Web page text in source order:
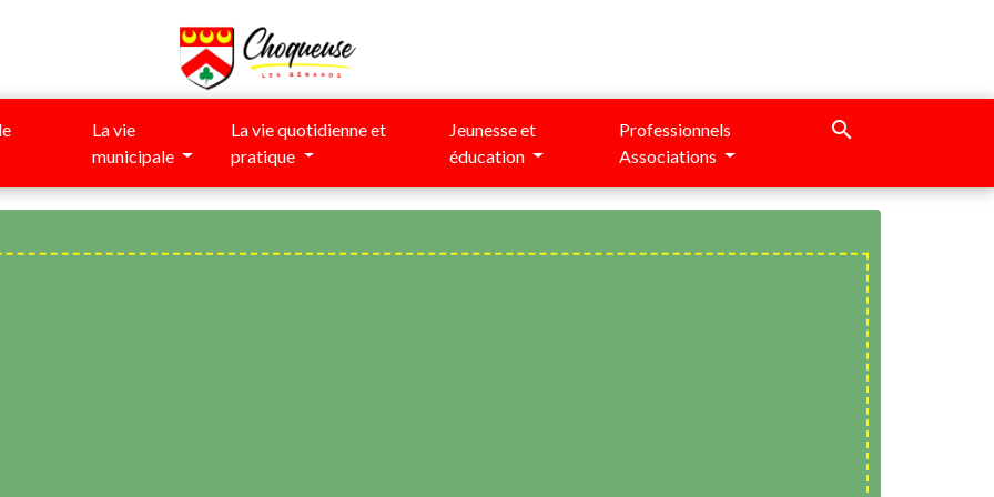
La vie
municipale
La vie quotidienne et
pratique
Jeunesse et
éducation
Professionnels
Associations
search